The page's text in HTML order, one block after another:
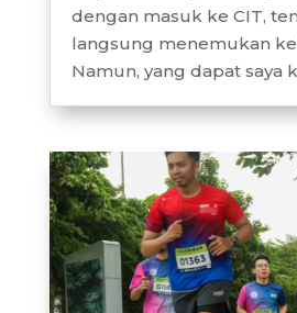
dengan masuk ke CIT,
langsung menemukan
Namun, yang dapat saya